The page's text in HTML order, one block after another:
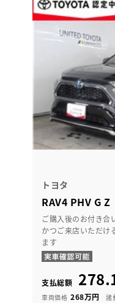
トヨタ
RAV4 PHV G Z
ご購入後のお付き合
かつご来店いただけ
ます
支払総額
車両価格 268万円 諸